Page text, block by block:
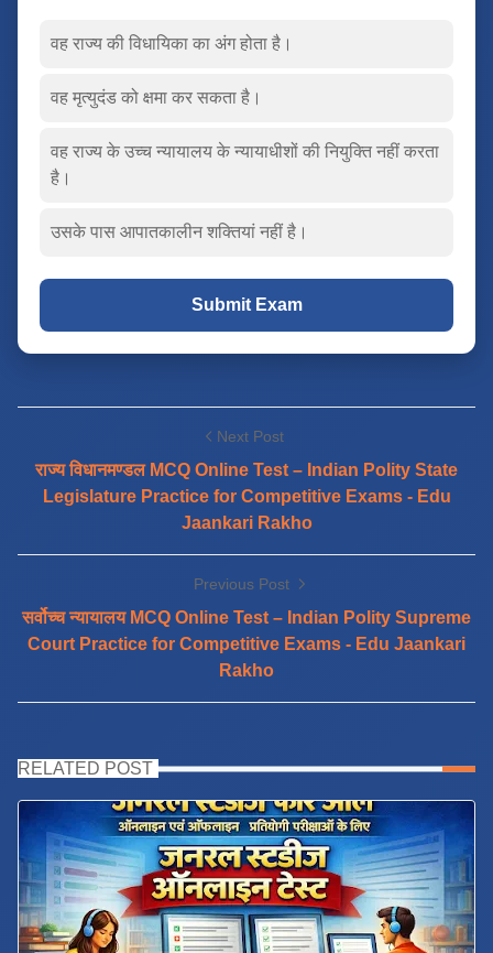
वह राज्य की विधायिका का अंग होता है।
वह मृत्युदंड को क्षमा कर सकता है।
वह राज्य के उच्च न्यायालय के न्यायाधीशों की नियुक्ति नहीं करता
है।
उसके पास आपातकालीन शक्तियां नहीं है।
Submit Exam
Next Post
राज्य विधानमण्डल MCQ Online Test – Indian Polity State
Legislature Practice for Competitive Exams - Edu
Jaankari Rakho
Previous Post
सर्वोच्च न्यायालय MCQ Online Test – Indian Polity Supreme
Court Practice for Competitive Exams - Edu Jaankari
Rakho
RELATED POST